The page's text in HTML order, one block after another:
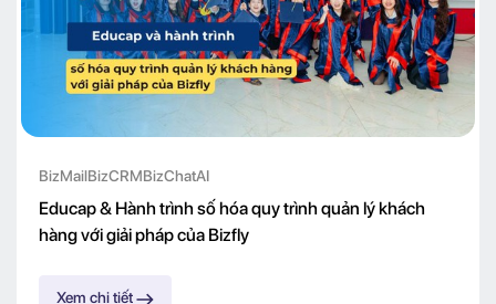
BizMailBizCRMBizChatAI
Educap & Hành trình số hóa quy trình quản lý khách
hàng với giải pháp của Bizfly
Xem chi tiết